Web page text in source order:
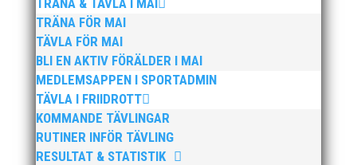
TRÄNA & TÄVLA I MAI
TRÄNA FÖR MAI
TÄVLA FÖR MAI
BLI EN AKTIV FÖRÄLDER I MAI
MEDLEMSAPPEN I SPORTADMIN
TÄVLA I FRIIDROTT
KOMMANDE TÄVLINGAR
RUTINER INFÖR TÄVLING
RESULTAT & STATISTIK
tjejerna kom 2:a och det mixade laget kom 4:a. Bimo
Soenarso, som tävlade i samtliga grenar, sprang 80m
häck på tiden 12.25 (12.69), vilket är nytt
klubbrekord för MAI.